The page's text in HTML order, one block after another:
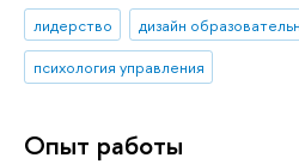
лидерство
дизайн
психология управления
Опыт работы